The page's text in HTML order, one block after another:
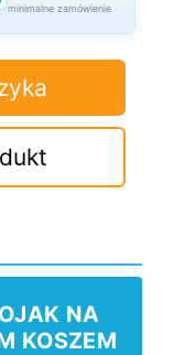
minimalne zamówienie
NA
KOSZEM